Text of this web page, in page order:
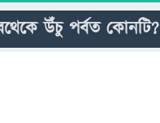
উঁচু পর্বত কোনটি?